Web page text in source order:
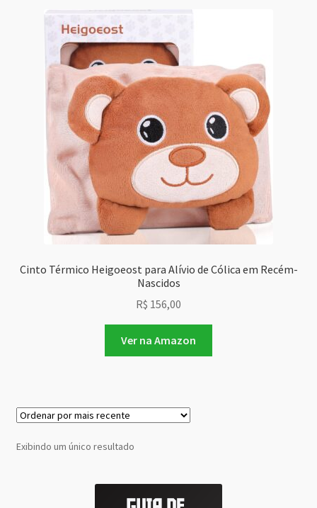
Cinto Térmico Heigoeost para Alívio de Cólica em Recém-
Nascidos
R$ 156,00
Ver na Amazon
Exibindo um único resultado